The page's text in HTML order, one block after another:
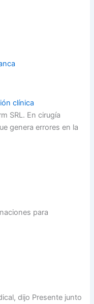
clínica
SRL. En cirugía
genera errores en la
para
dijo Presente junto